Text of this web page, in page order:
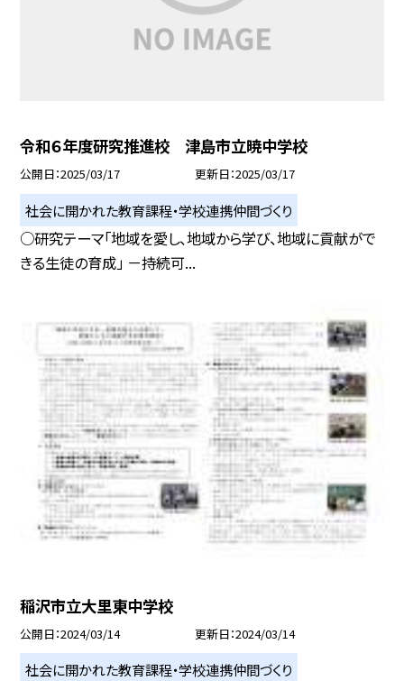
令和６年度研究推進校 津島市立暁中学校
公開日 2025/03/17 更新日 2025/03/17
社会に開かれた教育課程・学校連携仲間づくり
○研究テーマ「地域を愛し、地域から学び、地域に貢献がで
きる生徒の育成」 －持続可...
稲沢市立大里東中学校
公開日 2024/03/14 更新日 2024/03/14
社会に開かれた教育課程・学校連携仲間づくり